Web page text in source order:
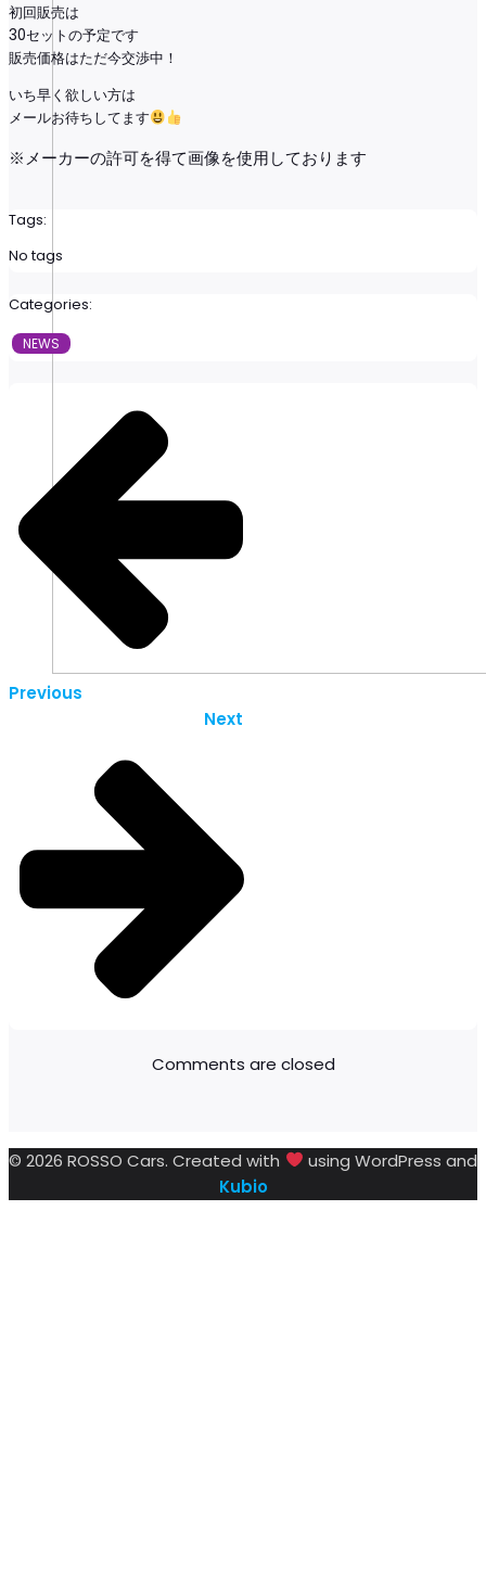
初回販売は
30セットの予定です
販売価格はただ今交渉中！
いち早く欲しい方は
メールお待ちしてます
※メーカーの許可を得て画像を使用しております
Tags:
No tags
Categories:
NEWS
Previous
Next
Comments are closed
© 2026 ROSSO Cars. Created with
using WordPress and
Kubio